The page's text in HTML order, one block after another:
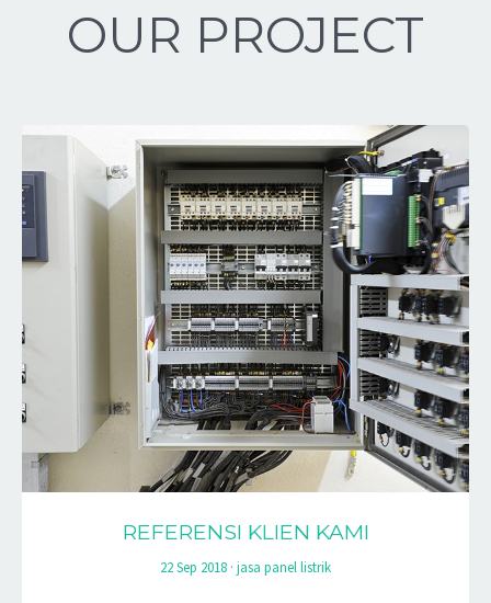
OUR PROJECT
REFERENSI KLIEN KAMI
22 Sep 2018 · jasa panel listrik